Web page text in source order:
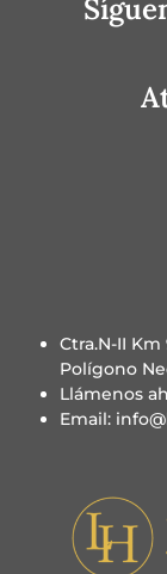
Ctra.N-II
Polígono
Llámenos
Email: